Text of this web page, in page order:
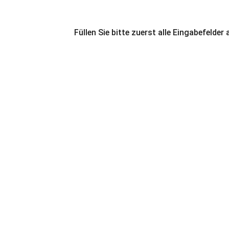
Füllen Sie bitte zuerst alle Eingabefelder